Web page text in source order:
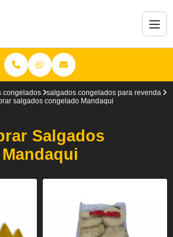
congelados
salgados congelados para revenda
salgados congelado Mandaqui
Salgados